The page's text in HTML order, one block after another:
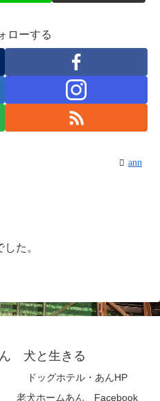
ローする
ann
た。
犬と生きる
ドッグホテル・あんHP
老犬ホームあん Facebook